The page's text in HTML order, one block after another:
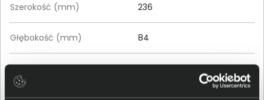
Szerokość (mm) 236
Głębokość (mm) 84
Szczegóły dotyczące zgodności produktu z